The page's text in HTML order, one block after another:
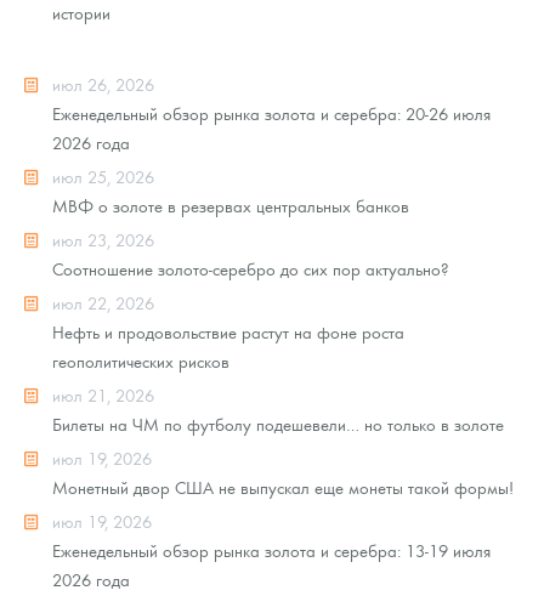
истории
июл 26, 2026
Еженедельный обзор рынка золота и серебра: 20-26 июля
2026 года
июл 25, 2026
МВФ о золоте в резервах центральных банков
июл 23, 2026
Соотношение золото-серебро до сих пор актуально?
июл 22, 2026
Нефть и продовольствие растут на фоне роста
геополитических рисков
июл 21, 2026
Билеты на ЧМ по футболу подешевели… но только в золоте
июл 19, 2026
Монетный двор США не выпускал еще монеты такой формы!
июл 19, 2026
Еженедельный обзор рынка золота и серебра: 13-19 июля
2026 года